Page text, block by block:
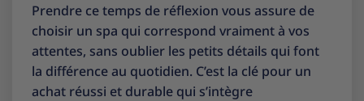
Prendre ce temps de réflexion vous assure de
choisir un spa qui correspond vraiment à vos
attentes, sans oublier les petits détails qui font
la différence au quotidien. C’est la clé pour un
achat réussi et durable qui s’intègre